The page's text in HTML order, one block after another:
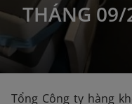
THÁNG
Tổng Công ty hàng